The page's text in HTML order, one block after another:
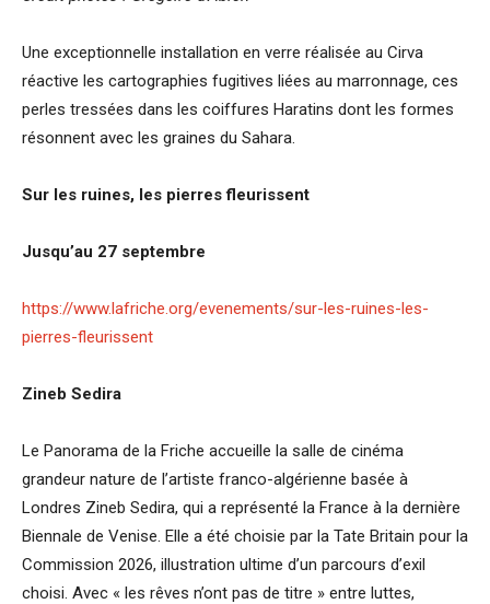
Une exceptionnelle installation en verre réalisée au Cirva
réactive les cartographies fugitives liées au marronnage, ces
perles tressées dans les coiffures Haratins dont les formes
résonnent avec les graines du Sahara.
Sur les ruines, les pierres fleurissent
Jusqu’au 27 septembre
https://www.lafriche.org/evenements/sur-les-ruines-les-
pierres-fleurissent
Zineb Sedira
Le Panorama de la Friche accueille la salle de cinéma
grandeur nature de l’artiste franco-algérienne basée à
Londres Zineb Sedira, qui a représenté la France à la dernière
Biennale de Venise. Elle a été choisie par la Tate Britain pour la
Commission 2026, illustration ultime d’un parcours d’exil
choisi. Avec « les rêves n’ont pas de titre » entre luttes,